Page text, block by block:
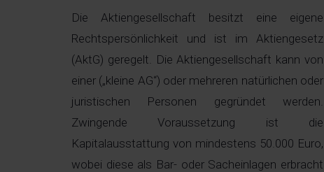
Die Aktiengesellschaft besitzt eine eigene
Rechtspersönlichkeit und ist im Aktiengesetz
(AktG) geregelt. Die Aktiengesellschaft kann von
einer („kleine AG“) oder mehreren natürlichen oder
juristischen Personen gegründet werden.
Zwingende Voraussetzung ist die
Kapitalausstattung von mindestens 50.000 Euro,
wobei diese als Bar- oder Sacheinlagen erbracht